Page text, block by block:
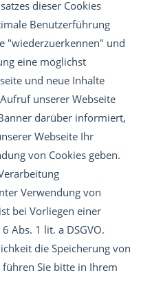
dieser Cookies
Benutzerführung
"wiederzuerkennen" und
eine möglichst
und neue Inhalte
unserer Webseite
darüber informiert,
Webseite Ihr
von Cookies geben.
Verwendung von
bei Vorliegen einer
Abs. 1 lit. a DSGVO.
die Speicherung von
Sie bitte in Ihrem